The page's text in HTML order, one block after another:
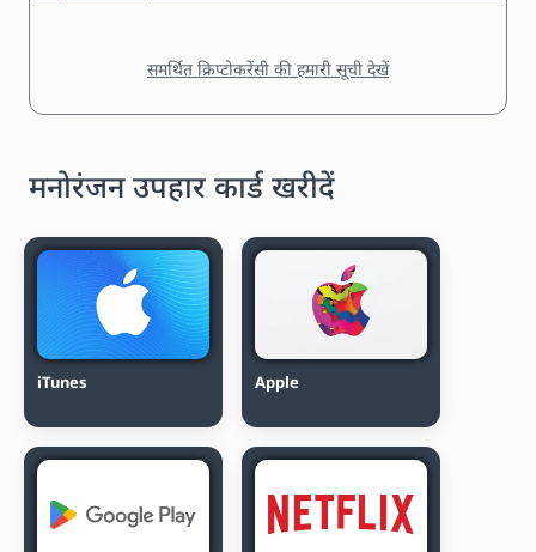
समर्थित क्रिप्टोकरेंसी की हमारी सूची देखें
मनोरंजन उपहार कार्ड खरीदें
iTunes Apple